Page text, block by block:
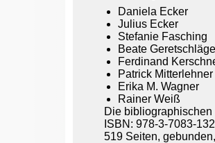
Daniela Ecker
Julius Ecker
Stefanie Fasching
Beate
Ferdinand
Patrick Mitterlehner
Erika M. Wagner
Rainer Weiß
Die bibliographischen
ISBN: 978-3-7083-
519 Seiten,